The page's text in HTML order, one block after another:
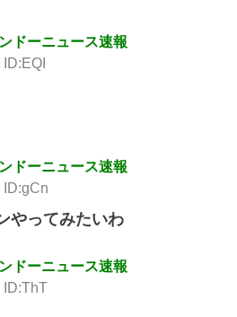
ドーニュース速報
ドーニュース速報
ID:gCn
やってみたいわ
ドーニュース速報
ID:ThT